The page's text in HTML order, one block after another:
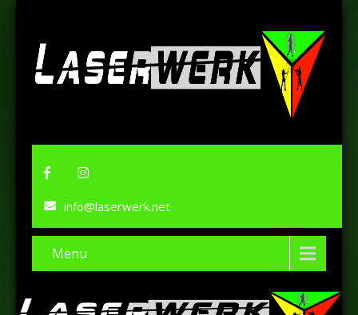
info@laserwerk.net
Menu